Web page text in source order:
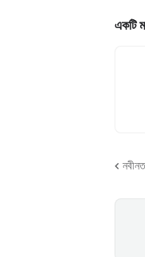
একটি